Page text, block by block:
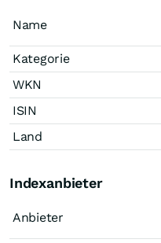
Name
Kategorie
WKN
ISIN
Land
Indexanbieter
Anbieter